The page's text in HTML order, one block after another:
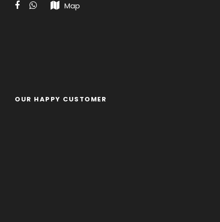
Map
OUR HAPPY CUSTOMER